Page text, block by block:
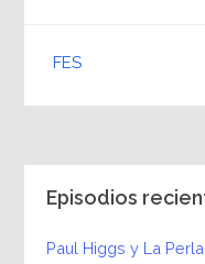
FES
Episodios
Paul Higgs y La